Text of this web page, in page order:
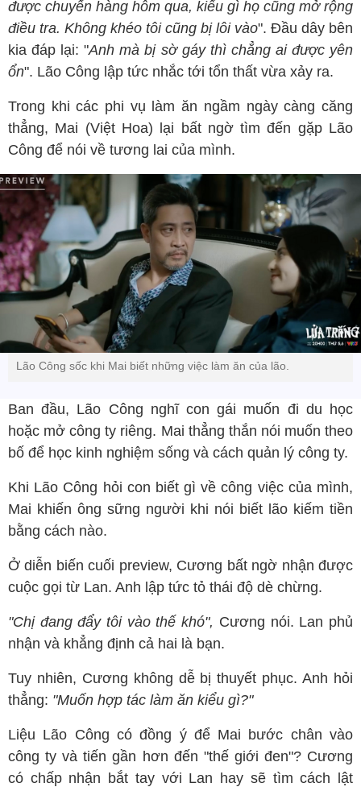
được chuyến hàng hôm qua, kiểu gì họ cũng mở rộng
điều tra. Không khéo tôi cũng bị lôi vào". Đầu dây bên
kia đáp lại: "Anh mà bị sờ gáy thì chẳng ai được yên
ổn". Lão Công lập tức nhắc tới tổn thất vừa xảy ra.
Trong khi các phi vụ làm ăn ngầm ngày càng căng
thẳng, Mai (Việt Hoa) lại bất ngờ tìm đến gặp Lão
Công để nói về tương lai của mình.
Lão Công sốc khi Mai biết những việc làm ăn của lão.
Ban đầu, Lão Công nghĩ con gái muốn đi du học
hoặc mở công ty riêng. Mai thẳng thắn nói muốn theo
bố để học kinh nghiệm sống và cách quản lý công ty.
Khi Lão Công hỏi con biết gì về công việc của mình,
Mai khiến ông sững người khi nói biết lão kiếm tiền
bằng cách nào.
Ở diễn biến cuối preview, Cương bất ngờ nhận được
cuộc gọi từ Lan. Anh lập tức tỏ thái độ dè chừng.
"Chị đang đẩy tôi vào thế khó", Cương nói. Lan phủ
nhận và khẳng định cả hai là bạn.
Tuy nhiên, Cương không dễ bị thuyết phục. Anh hỏi
thẳng: "Muốn hợp tác làm ăn kiểu gì?"
Liệu Lão Công có đồng ý để Mai bước chân vào
công ty và tiến gần hơn đến "thế giới đen"? Cương
có chấp nhận bắt tay với Lan hay sẽ tìm cách lật